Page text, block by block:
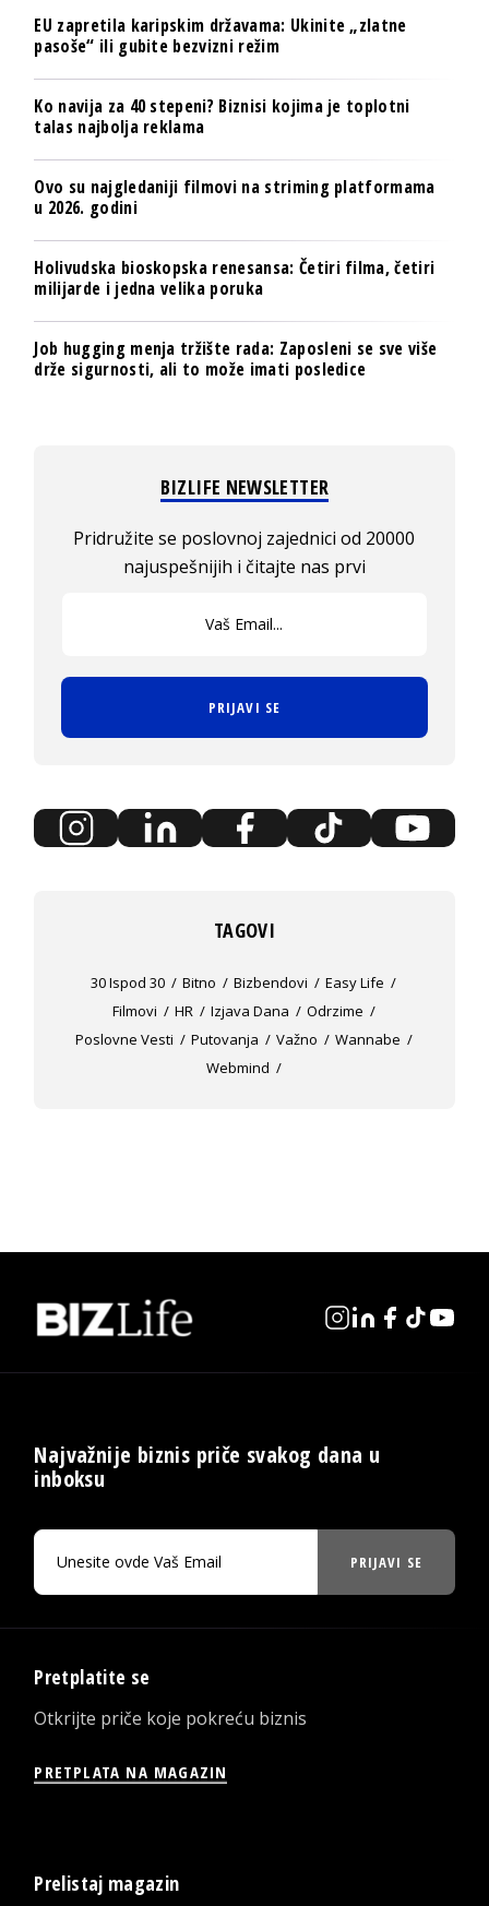
EU zapretila karipskim državama: Ukinite „zlatne
pasoše“ ili gubite bezvizni režim
Ko navija za 40 stepeni? Biznisi kojima je toplotni
talas najbolja reklama
Ovo su najgledaniji filmovi na striming platformama
u 2026. godini
Holivudska bioskopska renesansa: Četiri filma, četiri
milijarde i jedna velika poruka
Job hugging menja tržište rada: Zaposleni se sve više
drže sigurnosti, ali to može imati posledice
BIZLIFE NEWSLETTER
Pridružite se poslovnoj zajednici od 20000
najuspešnijih i čitajte nas prvi
PRIJAVI SE
TAGOVI
30 Ispod 30 Bitno Bizbendovi
Easy Life
Filmovi
HR Izjava Dana
Odrzime
Poslovne Vesti
Putovanja Važno
Wannabe
Webmind
Najvažnije biznis priče svakog dana u
inboksu
PRIJAVI SE
Pretplatite se
Otkrijte priče koje pokreću biznis
PRETPLATA NA MAGAZIN
Prelistaj magazin